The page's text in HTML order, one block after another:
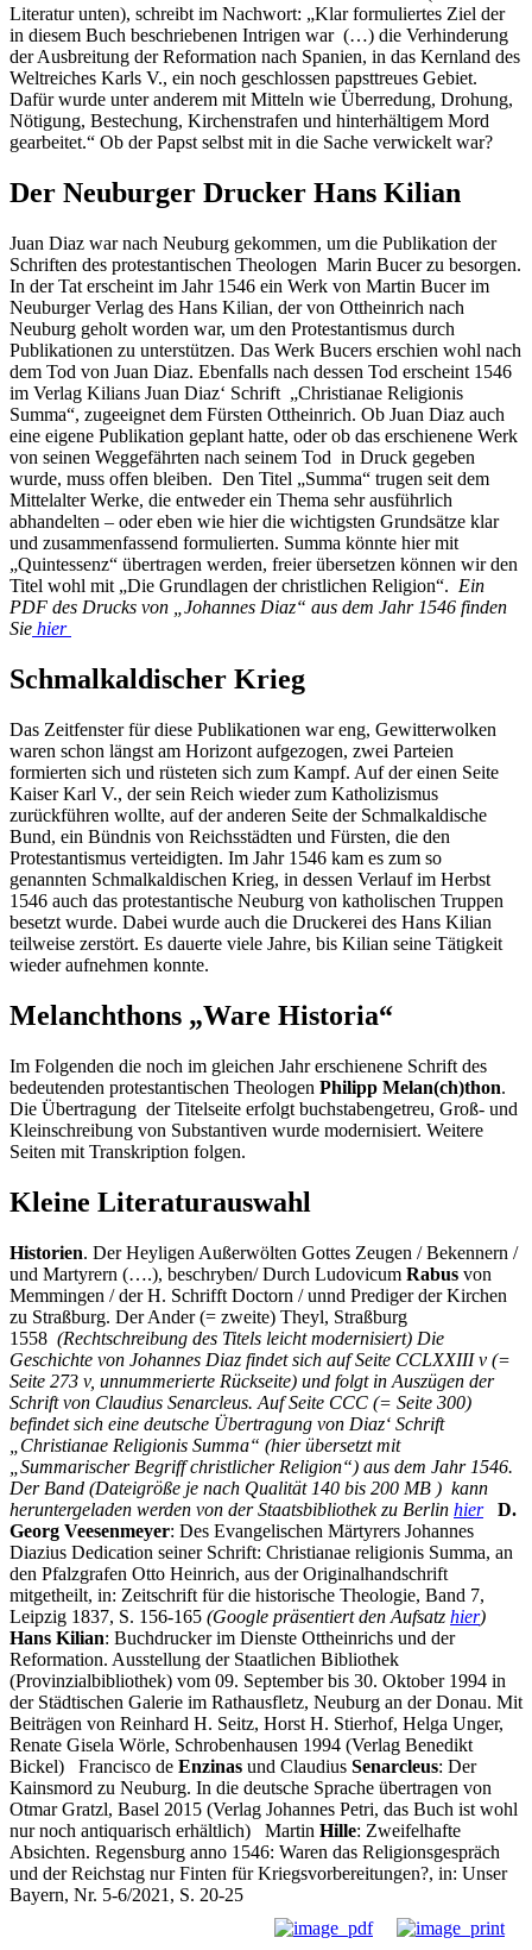
Literatur unten), schreibt im Nachwort: „Klar formuliertes Ziel der
in diesem Buch beschriebenen Intrigen war (…) die Verhinderung
der Ausbreitung der Reformation nach Spanien, in das Kernland des
Weltreiches Karls V., ein noch geschlossen papsttreues Gebiet.
Dafür wurde unter anderem mit Mitteln wie Überredung, Drohung,
Nötigung, Bestechung, Kirchenstrafen und hinterhältigem Mord
gearbeitet.“ Ob der Papst selbst mit in die Sache verwickelt war?
Der Neuburger Drucker Hans Kilian
Juan Diaz war nach Neuburg gekommen, um die Publikation der
Schriften des protestantischen Theologen Marin Bucer zu besorgen.
In der Tat erscheint im Jahr 1546 ein Werk von Martin Bucer im
Neuburger Verlag des Hans Kilian, der von Ottheinrich nach
Neuburg geholt worden war, um den Protestantismus durch
Publikationen zu unterstützen. Das Werk Bucers erschien wohl nach
dem Tod von Juan Diaz. Ebenfalls nach dessen Tod erscheint 1546
im Verlag Kilians Juan Diaz‘ Schrift „Christianae Religionis
Summa“, zugeeignet dem Fürsten Ottheinrich. Ob Juan Diaz auch
eine eigene Publikation geplant hatte, oder ob das erschienene Werk
von seinen Weggefährten nach seinem Tod in Druck gegeben
wurde, muss offen bleiben. Den Titel „Summa“ trugen seit dem
Mittelalter Werke, die entweder ein Thema sehr ausführlich
abhandelten – oder eben wie hier die wichtigsten Grundsätze klar
und zusammenfassend formulierten. Summa könnte hier mit
„Quintessenz“ übertragen werden, freier übersetzen können wir den
Titel wohl mit „Die Grundlagen der christlichen Religion“. Ein
PDF des Drucks von „Johannes Diaz“ aus dem Jahr 1546 finden
Sie hier
Schmalkaldischer Krieg
Das Zeitfenster für diese Publikationen war eng, Gewitterwolken
waren schon längst am Horizont aufgezogen, zwei Parteien
formierten sich und rüsteten sich zum Kampf. Auf der einen Seite
Kaiser Karl V., der sein Reich wieder zum Katholizismus
zurückführen wollte, auf der anderen Seite der Schmalkaldische
Bund, ein Bündnis von Reichsstädten und Fürsten, die den
Protestantismus verteidigten. Im Jahr 1546 kam es zum so
genannten Schmalkaldischen Krieg, in dessen Verlauf im Herbst
1546 auch das protestantische Neuburg von katholischen Truppen
besetzt wurde. Dabei wurde auch die Druckerei des Hans Kilian
teilweise zerstört. Es dauerte viele Jahre, bis Kilian seine Tätigkeit
wieder aufnehmen konnte.
Melanchthons „Ware Historia“
Im Folgenden die noch im gleichen Jahr erschienene Schrift des
bedeutenden protestantischen Theologen Philipp Melan(ch)thon.
Die Übertragung der Titelseite erfolgt buchstabengetreu, Groß- und
Kleinschreibung von Substantiven wurde modernisiert. Weitere
Seiten mit Transkription folgen.
Kleine Literaturauswahl
Historien. Der Heyligen Außerwölten Gottes Zeugen / Bekennern /
und Martyrern (….), beschryben/ Durch Ludovicum Rabus von
Memmingen / der H. Schrifft Doctorn / unnd Prediger der Kirchen
zu Straßburg. Der Ander (= zweite) Theyl, Straßburg
1558 (Rechtschreibung des Titels leicht modernisiert) Die
Geschichte von Johannes Diaz findet sich auf Seite CCLXXIII v (=
Seite 273 v, unnummerierte Rückseite) und folgt in Auszügen der
Schrift von Claudius Senarcleus. Auf Seite CCC (= Seite 300)
befindet sich eine deutsche Übertragung von Diaz‘ Schrift
„Christianae Religionis Summa“ (hier übersetzt mit
„Summarischer Begriff christlicher Religion“) aus dem Jahr 1546.
Der Band (Dateigröße je nach Qualität 140 bis 200 MB ) kann
heruntergeladen werden von der Staatsbibliothek zu Berlin hier
D.
Georg Veesenmeyer: Des Evangelischen Märtyrers Johannes
Diazius Dedication seiner Schrift: Christianae religionis Summa, an
den Pfalzgrafen Otto Heinrich, aus der Originalhandschrift
mitgetheilt, in: Zeitschrift für die historische Theologie, Band 7,
Leipzig 1837, S. 156-165 (Google präsentiert den Aufsatz hier)
Hans Kilian: Buchdrucker im Dienste Ottheinrichs und der
Reformation. Ausstellung der Staatlichen Bibliothek
(Provinzialbibliothek) vom 09. September bis 30. Oktober 1994 in
der Städtischen Galerie im Rathausfletz, Neuburg an der Donau. Mit
Beiträgen von Reinhard H. Seitz, Horst H. Stierhof, Helga Unger,
Renate Gisela Wörle, Schrobenhausen 1994 (Verlag Benedikt
Bickel) Francisco de Enzinas und Claudius Senarcleus: Der
Kainsmord zu Neuburg. In die deutsche Sprache übertragen von
Otmar Gratzl, Basel 2015 (Verlag Johannes Petri, das Buch ist wohl
nur noch antiquarisch erhältlich) Martin Hille: Zweifelhafte
Absichten. Regensburg anno 1546: Waren das Religionsgespräch
und der Reichstag nur Finten für Kriegsvorbereitungen?, in: Unser
Bayern, Nr. 5-6/2021, S. 20-25